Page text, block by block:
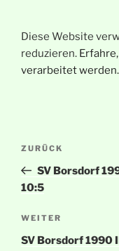
Diese Website
reduzieren.
verarbeitet werden.
Vorheriger
Beitrag
ZURÜCK
SV Borsdorf
10:5
Nächster
Beitrag
WEITER
SV Borsdorf 1990